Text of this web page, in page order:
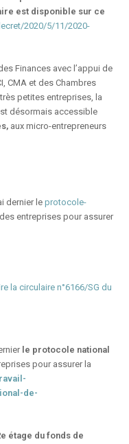
est disponible sur ce
2020/5/11/2020-
Finances avec l’appui de
CMA et des Chambres
petites entreprises, la
désormais accessible
aux micro-entrepreneurs
dernier leprotocole-
entreprises pour assurer
la circulaire n°6166/SG du
le protocole national
pour assurer la
de-
étage du fonds de